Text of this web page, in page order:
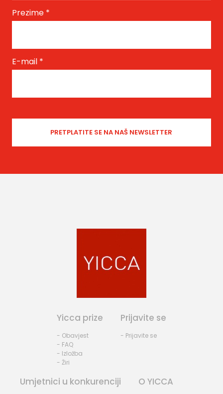
Prezime *
E-mail *
Yicca prize
- Obavjest
- FAQ
- Izložba
- Žiri
Prijavite se
- Prijavite se
Umjetnici u konkurenciji O YICCA